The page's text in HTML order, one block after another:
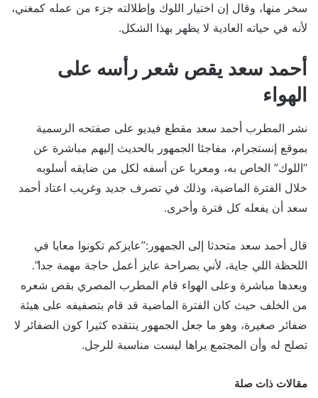
سخر منها، وقال إن اختيار اللوك وإطلالته جزء من عمله كمغني،
لأنه في حياته العادية لا يظهر بهذا الشكل.
أحمد سعد يقص شعر رأسه على
الهواء
نشر المطرب أحمد سعد مقطع فيديو على صفتحه الرسمية
بموقع إنستجرام، مفاجئا الجمهور بالحديث إليهم مباشرة عن
“اللوك” الخاص به، ومعربا عن أسفه لكل من ضايقه أسلوبه
خلال الفترة الماضية، وذلك في تصرف جديد وغريب اعتاد أحمد
سعد أن يفعله كل فترة وأخرى.
قال أحمد سعد متحدثا إلى الجمهور:”عايزكم تكونوا معايا في
اللحظة اللي جاية، لأني بصراحة عايز أعمل حاجة مهمة جدا”.
وبعدها مباشرة وعلى الهواء قام المطرب المصري بقص شعره
من الخلف حيث كان الفترة الماضية قد قام بتصفيفه على هيئة
ضفائر صغيرة، وهو ما جعل الجمهور ينتقده كثيرا كون الضفائر لا
تصلح له وأن المجتمع يراها ليست مناسبة للرجل.
مقالات ذات صلة